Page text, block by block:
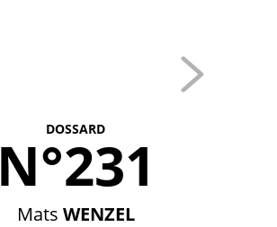
DOSSARD
N°231
Mats WENZEL